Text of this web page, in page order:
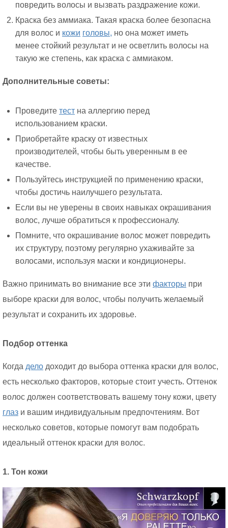
повредить волосы и вызвать раздражение кожи.
Краска без аммиака. Такая краска более безопасна
для волос и кожи головы, но она может иметь
менее стойкий результат и не осветлить волосы на
такую же степень, как краска с аммиаком.
Дополнительные советы:
Проведите тест на аллергию перед
использованием краски.
Приобретайте краску от известных
производителей, чтобы быть уверенным в ее
качестве.
Пользуйтесь инструкцией по применению краски,
чтобы достичь наилучшего результата.
Если вы не уверены в своих навыках окрашивания
волос, лучше обратиться к профессионалу.
Помните, что окрашивание волос может повредить
их структуру, поэтому регулярно ухаживайте за
волосами, используя маски и кондиционеры.
Важно принимать во внимание все эти факторы при
выборе краски для волос, чтобы получить желаемый
результат и сохранить их здоровье.
Подбор оттенка
Когда дело доходит до выбора оттенка краски для волос,
есть несколько факторов, которые стоит учесть. Оттенок
волос должен соответствовать вашему тону кожи, цвету
глаз и вашим индивидуальным предпочтениям. Вот
несколько советов, которые помогут вам подобрать
идеальный оттенок краски для волос.
1. Тон кожи